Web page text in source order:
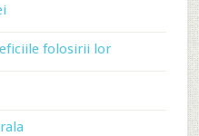
folosirii lor